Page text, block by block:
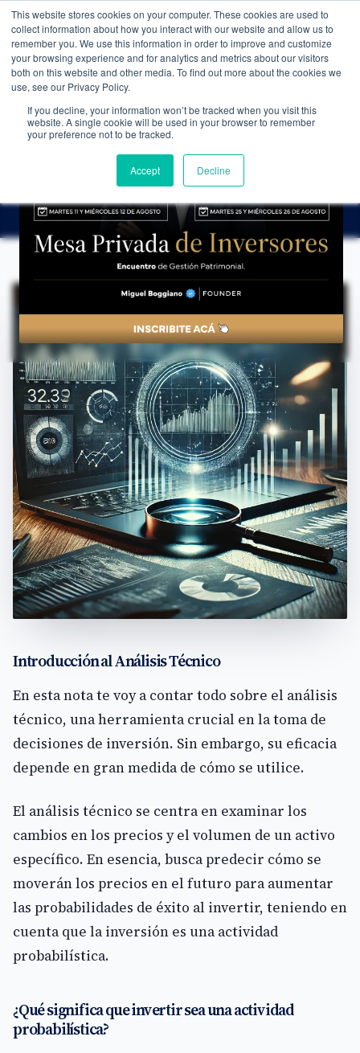
This website stores cookies on your computer. These cookies are used to
collect information about how you interact with our website and allow us to
remember you. We use this information in order to improve and customize
your browsing experience and for analytics and metrics about our visitors
both on this website and other media. To find out more about the cookies we
use, see our Privacy Policy.
If you decline, your information won’t be tracked when you visit this
website. A single cookie will be used in your browser to remember
your preference not to be tracked.
Accept Decline
WEALTH MANAGEMENT CDI MEMBRESÍA
NOTICIAS →
LA MIRADA DE NUESTROS EXPERTOS
¿Qué es el Análisis Técnico y cómo aplicarlo
correctamente?
Introducción al Análisis Técnico
En esta nota te voy a contar todo sobre el análisis
técnico, una herramienta crucial en la toma de
decisiones de inversión. Sin embargo, su eficacia
depende en gran medida de cómo se utilice.
El análisis técnico se centra en examinar los
cambios en los precios y el volumen de un activo
específico. En esencia, busca predecir cómo se
moverán los precios en el futuro para aumentar
las probabilidades de éxito al invertir, teniendo en
cuenta que la inversión es una actividad
probabilística.
¿Qué significa que invertir sea una actividad
probabilística?